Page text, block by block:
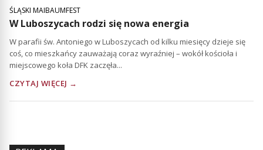
ŚLĄSKI MAIBAUMFEST
W Luboszycach rodzi się nowa energia
W parafii św. Antoniego w Luboszycach od kilku miesięcy dzieje się
coś, co mieszkańcy zauważają coraz wyraźniej – wokół kościoła i
miejscowego koła DFK zaczęła...
CZYTAJ WIĘCEJ →